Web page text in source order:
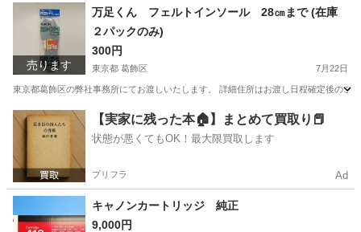
東京 葛飾区 プリンター
売ります
万足くん フェルトインソール 28㎝まで (在庫
２パックのみ)
300円
東京都 葛飾区 7月22日
東京都葛飾区の弊社事務所にてお渡しいたします。 詳細住所はお渡し日程確定後の
東京 葛飾区 その他
【実家に残った本🏠】まとめて買取り📕
状態が悪くてもOK！最大限買取します
プリフラ Ad
キャノンカートリッジ 純正
9,000円